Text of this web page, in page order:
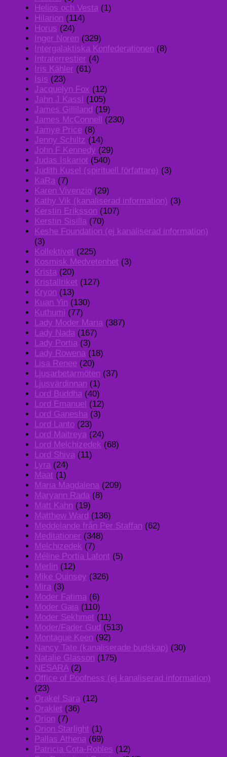
Helios och Vesta (1)
Hilarion (114)
Horus (24)
Inger Noren (329)
Intergalaktiska Konfederationen (8)
Intraterrestier (4)
Iris Kähler (61)
Isis (23)
Jacquelyn Fox (12)
Jahn J Kassl (105)
James Gilliland (19)
James McConnell (230)
Jamye Price (8)
Jenny Schiltz (14)
John F Kennedy (29)
Judas Iskariot (540)
Judith Kusel (spirituell författare) (3)
KaRa (7)
Karen Vivenzio (29)
Kathy Vik (kanaliserad information) (3)
Kerstin Eriksson (107)
Kerstin Sisilla (70)
Keshe Foundation (ej kanaliserad information)
(3)
Kollektivet (225)
Kosmisk Medvetenhet (3)
Krista (20)
Kristallriket (127)
Kryon (13)
Kuan Yin (130)
Kuthumi (77)
Lady Moder Maria (387)
Lady Nada (167)
Lady Portia (3)
Lady Rowena (18)
Lisa Renee (20)
Ljusarbetarmöten (37)
Ljusvärdinnan (1)
Lord Buddha (40)
Lord Emanuel (12)
Lord Ganesha (3)
Lord Lanto (23)
Lord Maitreya (24)
Lord Melchizedek (68)
Lord Shiva (11)
Lyra (24)
Maat (1)
Maria Magdalena (209)
Maryann Rada (8)
Matt Kahn (19)
Matthew Ward (136)
Meddelande från Per Staffan (62)
Meditationer (348)
Melchizedek (7)
Méline Portia Lafont (5)
Merlin (12)
Mike Quinsey (326)
Mira (3)
Moder Fatima (6)
Moder Gaia (110)
Moder Sekhmet (11)
Moder/Fader Gud (513)
Montague Keen (92)
Nancy Tate (kanaliserade budskap) (30)
Natalie Glasson (175)
NESARA(2)
Office of Poofness (ej kanaliserad information)
(23)
Orakel Sara (12)
Oraklet (36)
Orion (7)
Orion Starlight (1)
Pallas Athena (69)
Patricia Cota-Robles (12)